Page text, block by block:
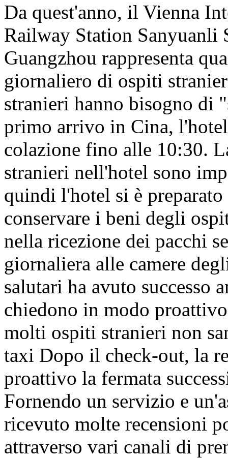
Da quest'anno, il Vienna
Railway Station Sanyuanli
Guangzhou rappresenta
giornaliero di ospiti
stranieri hanno bisogno di
primo arrivo in Cina,
colazione fino alle 10:30.
stranieri nell'hotel sono
quindi l'hotel si è preparato
conservare i beni degli
nella ricezione dei pacchi
giornaliera alle camere
salutari ha avuto successo
chiedono in modo
molti ospiti stranieri non
taxi Dopo il check-out, la
proattivo la fermata
Fornendo un servizio e
ricevuto molte recensioni
attraverso vari canali di